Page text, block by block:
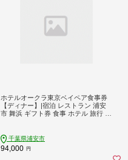
ホテルオークラ東京ベイペア食事券
【ディナー】|宿泊 レストラン 浦安
市 舞浜 ギフト券 食事 ホテル 旅行 ク
千葉県浦安市
94,000 円